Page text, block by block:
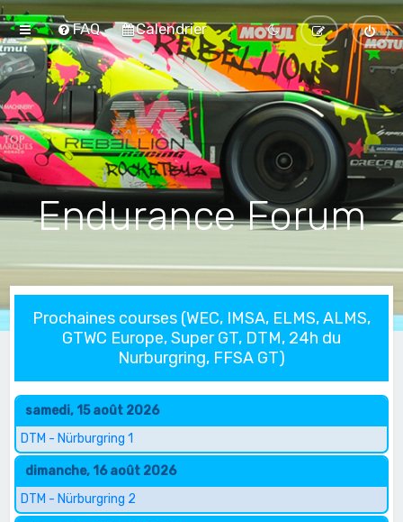
FAQ Calendrier
Endurance Forum
Prochaines courses (WEC, IMSA, ELMS, ALMS,
GTWC Europe, Super GT, DTM, 24h du
Nurburgring, FFSA GT)
samedi, 15 août 2026
DTM - Nürburgring 1
dimanche, 16 août 2026
DTM - Nürburgring 2